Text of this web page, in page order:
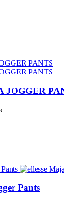
JOGGER
Pants